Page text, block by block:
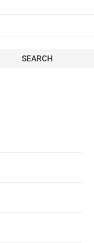
SEARCH